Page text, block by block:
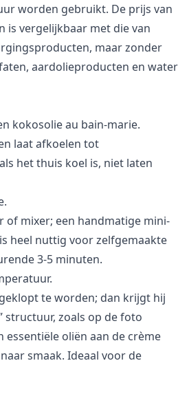
worden gebruikt. De prijs van
is vergelijkbaar met die van
maar zonder
aardolieproducten en water
kokosolie au bain-marie.
laat afkoelen tot
het thuis koel is, niet laten
of mixer; een handmatige mini-
heel nuttig voor zelfgemaakte
3-5 minuten.
te worden; dan krijgt hij
structuur, zoals op de foto
essentiële oliën aan de crème
smaak. Ideaal voor de